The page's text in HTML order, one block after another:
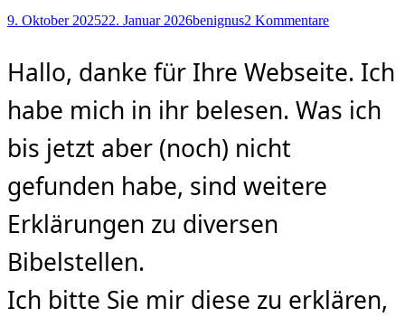
Posted
9. Oktober 202522. Januar 2026Autor
benignus2 Kommentare
Hallo, danke für Ihre Webseite. Ich
habe mich in ihr belesen. Was ich
bis jetzt aber (noch) nicht
gefunden habe, sind weitere
Erklärungen zu diversen
Bibelstellen.
Ich bitte Sie mir diese zu erklären,